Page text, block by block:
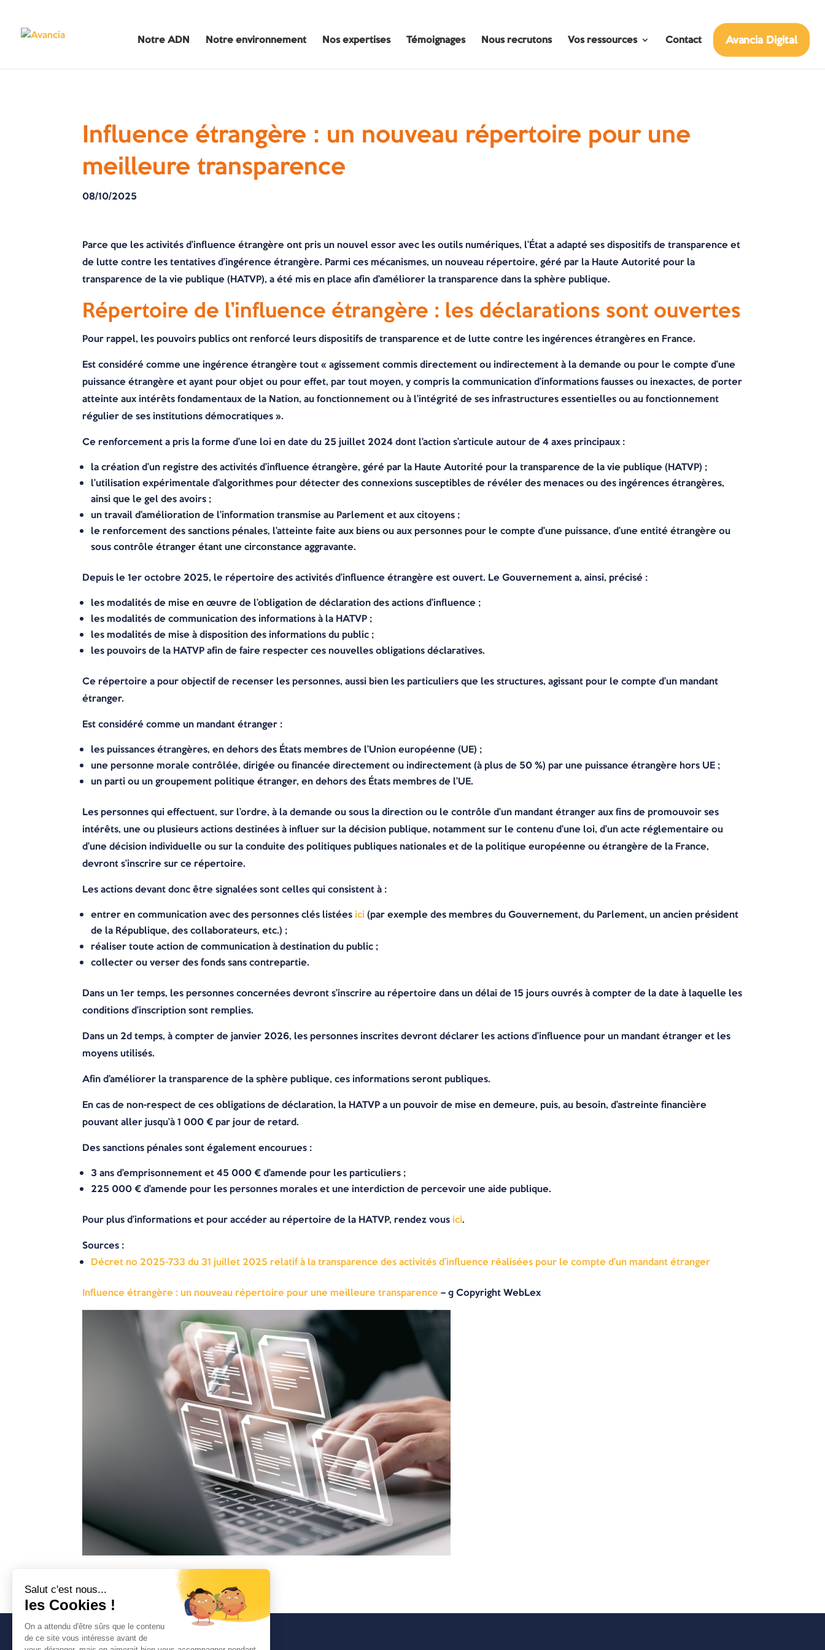
Notre ADN Notre environnement Nos expertises Témoignages Nous recrutons Vos ressources Contact Avancia Digital
Influence étrangère : un nouveau répertoire pour une
meilleure transparence
08/10/2025
Parce que les activités d’influence étrangère ont pris un nouvel essor avec les outils numériques, l’État a adapté ses dispositifs de transparence et
de lutte contre les tentatives d’ingérence étrangère. Parmi ces mécanismes, un nouveau répertoire, géré par la Haute Autorité pour la
transparence de la vie publique (HATVP), a été mis en place afin d’améliorer la transparence dans la sphère publique.
Répertoire de l’influence étrangère : les déclarations sont ouvertes
Pour rappel, les pouvoirs publics ont renforcé leurs dispositifs de transparence et de lutte contre les ingérences étrangères en France.
Est considéré comme une ingérence étrangère tout « agissement commis directement ou indirectement à la demande ou pour le compte d’une
puissance étrangère et ayant pour objet ou pour effet, par tout moyen, y compris la communication d’informations fausses ou inexactes, de porter
atteinte aux intérêts fondamentaux de la Nation, au fonctionnement ou à l’intégrité de ses infrastructures essentielles ou au fonctionnement
régulier de ses institutions démocratiques ».
Ce renforcement a pris la forme d’une loi en date du 25 juillet 2024 dont l’action s’articule autour de 4 axes principaux :
la création d’un registre des activités d’influence étrangère, géré par la Haute Autorité pour la transparence de la vie publique (HATVP) ;
l’utilisation expérimentale d’algorithmes pour détecter des connexions susceptibles de révéler des menaces ou des ingérences étrangères,
ainsi que le gel des avoirs ;
un travail d’amélioration de l’information transmise au Parlement et aux citoyens ;
le renforcement des sanctions pénales, l’atteinte faite aux biens ou aux personnes pour le compte d’une puissance, d’une entité étrangère ou
sous contrôle étranger étant une circonstance aggravante.
Depuis le 1er octobre 2025, le répertoire des activités d’influence étrangère est ouvert. Le Gouvernement a, ainsi, précisé :
les modalités de mise en œuvre de l’obligation de déclaration des actions d’influence ;
les modalités de communication des informations à la HATVP ;
les modalités de mise à disposition des informations du public ;
les pouvoirs de la HATVP afin de faire respecter ces nouvelles obligations déclaratives.
Ce répertoire a pour objectif de recenser les personnes, aussi bien les particuliers que les structures, agissant pour le compte d’un mandant
étranger.
Est considéré comme un mandant étranger :
les puissances étrangères, en dehors des États membres de l’Union européenne (UE) ;
une personne morale contrôlée, dirigée ou financée directement ou indirectement (à plus de 50 %) par une puissance étrangère hors UE ;
un parti ou un groupement politique étranger, en dehors des États membres de l’UE.
Les personnes qui effectuent, sur l’ordre, à la demande ou sous la direction ou le contrôle d’un mandant étranger aux fins de promouvoir ses
intérêts, une ou plusieurs actions destinées à influer sur la décision publique, notamment sur le contenu d’une loi, d’un acte réglementaire ou
d’une décision individuelle ou sur la conduite des politiques publiques nationales et de la politique européenne ou étrangère de la France,
devront s’inscrire sur ce répertoire.
Les actions devant donc être signalées sont celles qui consistent à :
entrer en communication avec des personnes clés listées ici (par exemple des membres du Gouvernement, du Parlement, un ancien président
de la République, des collaborateurs, etc.) ;
réaliser toute action de communication à destination du public ;
collecter ou verser des fonds sans contrepartie.
Dans un 1er temps, les personnes concernées devront s’inscrire au répertoire dans un délai de 15 jours ouvrés à compter de la date à laquelle les
conditions d’inscription sont remplies.
Dans un 2d temps, à compter de janvier 2026, les personnes inscrites devront déclarer les actions d’influence pour un mandant étranger et les
moyens utilisés.
Afin d’améliorer la transparence de la sphère publique, ces informations seront publiques.
En cas de non-respect de ces obligations de déclaration, la HATVP a un pouvoir de mise en demeure, puis, au besoin, d’astreinte financière
pouvant aller jusqu’à 1 000 € par jour de retard.
Des sanctions pénales sont également encourues :
3 ans d’emprisonnement et 45 000 € d’amende pour les particuliers ;
225 000 € d’amende pour les personnes morales et une interdiction de percevoir une aide publique.
Pour plus d’informations et pour accéder au répertoire de la HATVP, rendez vous ici.
Sources :
Décret no 2025-733 du 31 juillet 2025 relatif à la transparence des activités d’influence réalisées pour le compte d’un mandant étranger
Influence étrangère : un nouveau répertoire pour une meilleure transparence– © Copyright WebLex